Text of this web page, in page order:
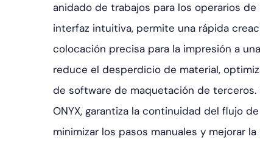
anidado de trabajos para los operarios
interfaz intuitiva, permite una rápida
colocación precisa para la impresión a
reduce el desperdicio de material,
de software de maquetación de
ONYX, garantiza la continuidad del flujo
minimizar los pasos manuales y mejorar